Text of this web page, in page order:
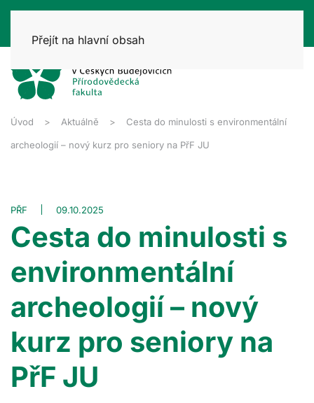
Přejít na hlavní obsah
Úvod Aktuálně Cesta do minulosti s environmentální
archeologií – nový kurz pro seniory na PřF JU
PŘF 09.10.2025
Cesta do minulosti s
environmentální
archeologií – nový
kurz pro seniory na
PřF JU